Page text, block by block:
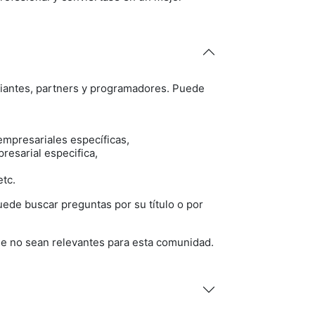
partners y programadores. Puede
específicas,
especifica,
buscar preguntas por su título o por
no sean relevantes para esta comunidad.